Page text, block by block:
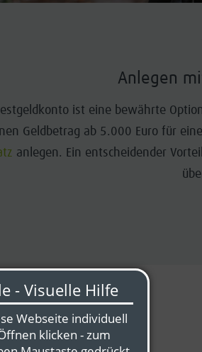
Anlegen
ist eine bewährte
Geldbetrag ab 5.000 Euro für
anlegen. Ein entscheidender